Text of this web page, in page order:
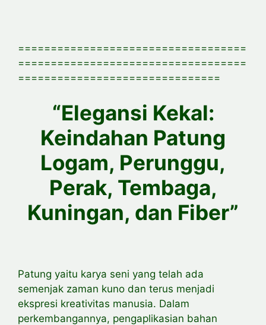
===================================
===================================
===============================
“Elegansi Kekal:
Keindahan Patung
Logam, Perunggu,
Perak, Tembaga,
Kuningan, dan Fiber”
Patung yaitu karya seni yang telah ada
semenjak zaman kuno dan terus menjadi
ekspresi kreativitas manusia. Dalam
perkembangannya, pengaplikasian bahan